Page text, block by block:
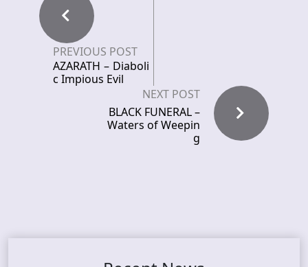
PREVIOUS POST
AZARATH – Diaboli
c Impious Evil
NEXT POST
BLACK FUNERAL –
Waters of Weepin
g